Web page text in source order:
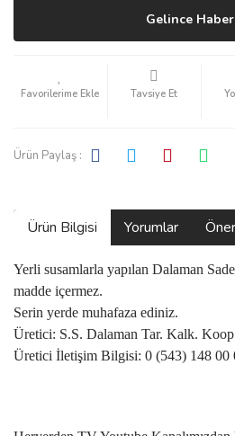
Gelince
Tavsiye Et
Ürün Paylaş :
Ürün Bilgisi Yorumlar
Yerli susamlarla yapılan Dalaman
madde içermez.
Serin yerde muhafaza ediniz.
Üretici: S.S. Dalaman Tar. Kalk.
Üretici İletişim Bilgisi: 0 (543) 148 00